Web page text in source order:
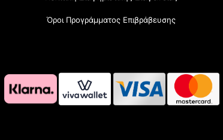
Όροι Προγράμματος Επιβράβευσης